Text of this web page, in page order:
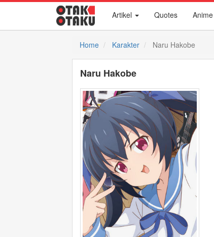
Artikel Quotes Anime
Home Karakter Naru Hakobe
Naru Hakobe